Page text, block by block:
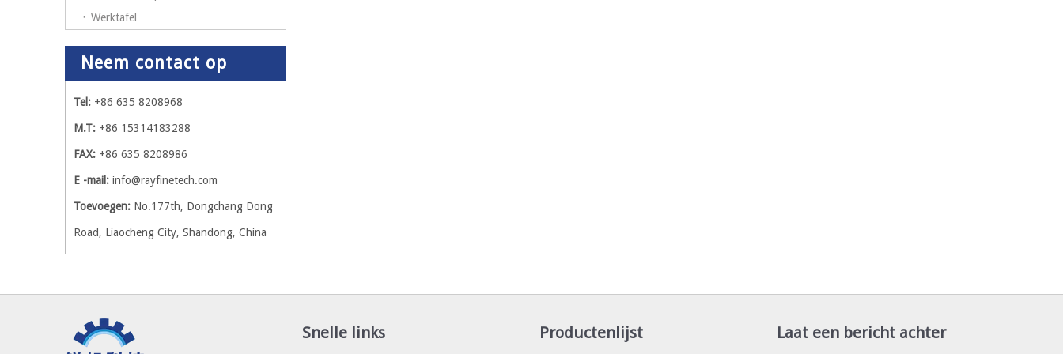
Werktafel
Neem contact op
Tel: +86 635 8208968
M.T: +86 15314183288
FAX: +86 635 8208986
E -mail: info@rayfinetech.com
Toevoegen: No.177th, Dongchang Dong
Road, Liaocheng City, Shandong, China
Snelle links Productenlijst Laat een bericht achter